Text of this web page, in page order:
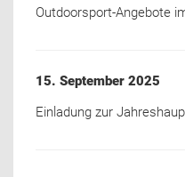
Outdoorsport-Angebote
15. September 2025
Einladung zur